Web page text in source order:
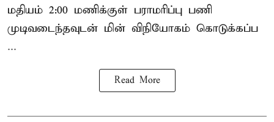
மதியம் 2:00 மணிக்குள் பராமரிப்பு பணி
முடிவடைந்தவுடன் மின் விநியோகம் கொடுக்கப்ப
...
Read More